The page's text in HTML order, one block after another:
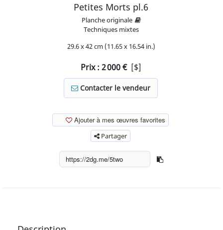
Petites Morts pl.6
Planche originale
Techniques mixtes
29.6 x 42 cm (11.65 x 16.54 in.)
Prix : 2 000 [$]
Contacter le vendeur
Ajouter à mes œuvres favorites
Partager